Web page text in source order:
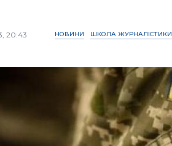
20:43 НОВИНИ ШКОЛА ЖУРНАЛІСТИКИ